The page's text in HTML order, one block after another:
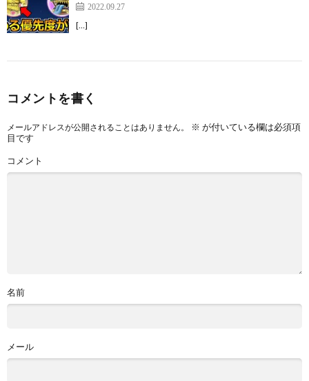
2022.09.27
[…]
コメントを書く
メールアドレスが公開されることはありません。 ※ が付いている欄は必須項
目です
コメント
名前
メール